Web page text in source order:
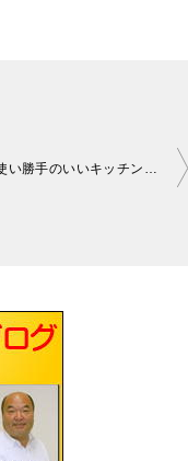
とても使い勝手のいいキッチンです枚方